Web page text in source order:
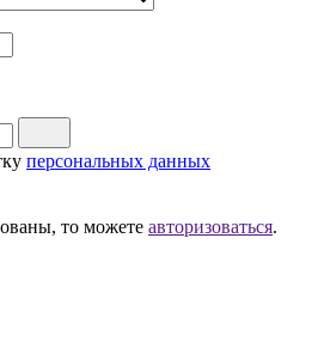
персональных данных
то можете авторизоваться.